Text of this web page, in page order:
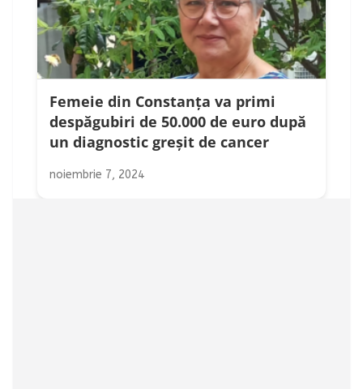
Femeie din Constanța va primi
despăgubiri de 50.000 de euro după
un diagnostic greșit de cancer
noiembrie 7, 2024